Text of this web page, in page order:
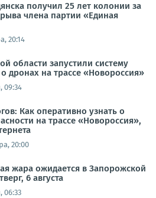
получил 25 лет колонии за
члена партии «Единая
20:14
области запустили систему
дронах на трассе «Новороссия»
09:34
Как оперативно узнать о
на трассе «Новороссия»,
20:00
жара ожидается в Запорожской
6 августа
06:33